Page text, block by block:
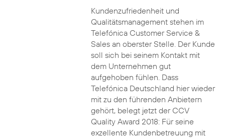
Kundenzufriedenheit und
Qualitätsmanagement stehen im
Telefónica Customer Service &
Sales an oberster Stelle. Der Kunde
soll sich bei seinem Kontakt mit
dem Unternehmen gut
aufgehoben fühlen. Dass
Telefónica Deutschland hier wieder
mit zu den führenden Anbietern
gehört, belegt jetzt der CCV
Quality Award 2018: Für seine
exzellente Kundenbetreuung mit